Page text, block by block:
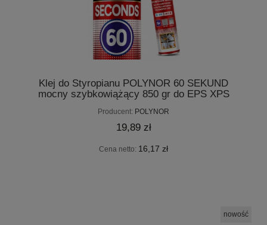
Klej do Styropianu POLYNOR 60 SEKUND
mocny szybkowiążący 850 gr do EPS XPS
Producent: POLYNOR
19,89 zł
Cena netto: 16,17 zł
nowość